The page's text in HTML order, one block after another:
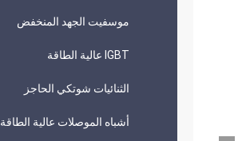
موسفيت الجهد المنخفض
IGBT عالية الطاقة
الثنائيات شوتكي الحاجز
أشباه الموصلات عالية الطاقة